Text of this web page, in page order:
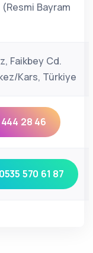
Bayram
Faikbey Cd.
Kars, Türkiye
28 46
570 61 87